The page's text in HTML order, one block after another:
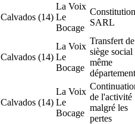
Calvados (14)
La Voix
Le
Bocage
Constitution
SARL
Calvados (14)
La Voix
Le
Bocage
Transfert de
siège social
même
département
Calvados (14)
La Voix
Le
Bocage
de l'activité
malgré les
pertes